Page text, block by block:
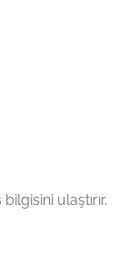
ulaştırır.